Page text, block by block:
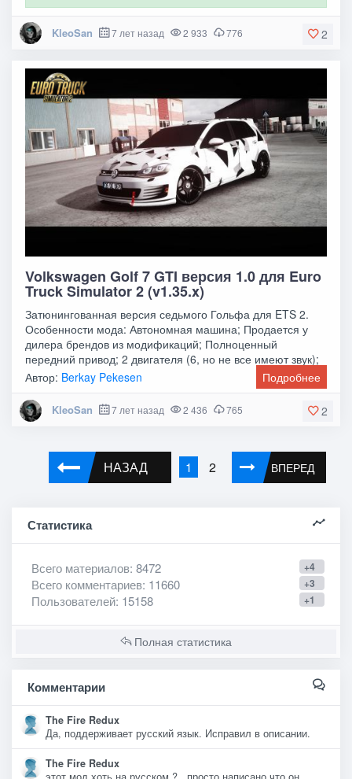
2
KleoSan 7 лет назад 2 933 776
Volkswagen Golf 7 GTI версия 1.0 для Euro
Truck Simulator 2 (v1.35.x)
Затюнингованная версия седьмого Гольфа для ETS 2.
Особенности мода: Автономная машина; Продается у
дилера брендов из модификаций; Полноценный
передний привод; 2 двигателя (6, но не все имеют звук);
1
Автор: Berkay Pekesen Подробнее
2
KleoSan 7 лет назад 2 436 765
НАЗАД 1 2 ВПЕРЕД
Статистика
+4
Всего материалов: 8472
+3
Всего комментариев: 11660
+1
Пользователей: 15158
Полная статистика
Комментарии
The Fire Redux
Да, поддерживает русский язык. Исправил в описании.
The Fire Redux